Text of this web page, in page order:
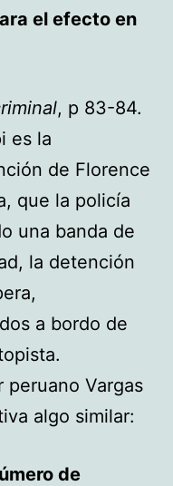
el efecto en
, p 83-84.
es la
de Florence
que la policía
una banda de
la detención
a bordo de
peruano Vargas
algo similar:
de